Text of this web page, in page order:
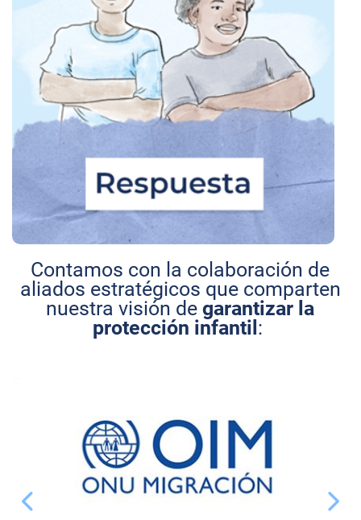
Contamos con la colaboración de
aliados estratégicos que comparten
nuestra visión degarantizar la
protección infantil: